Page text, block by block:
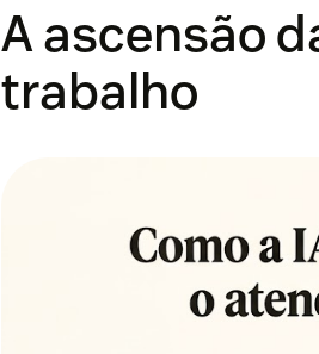
A ascensão
trabalho